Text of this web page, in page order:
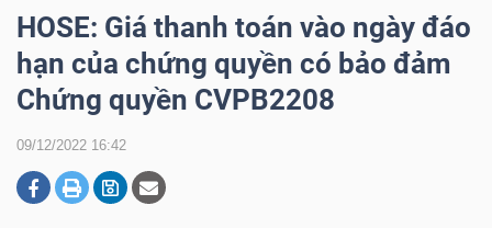
HOSE: Giá thanh toán vào ngày đáo
hạn của chứng quyền có bảo đảm
Chứng quyền CVPB2208
09/12/2022 16:42
CHỨNG
KHOÁN
DOANH